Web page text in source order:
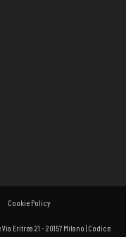
Cookie Policy
Eritrea 21 - 20157 Milano | Codice